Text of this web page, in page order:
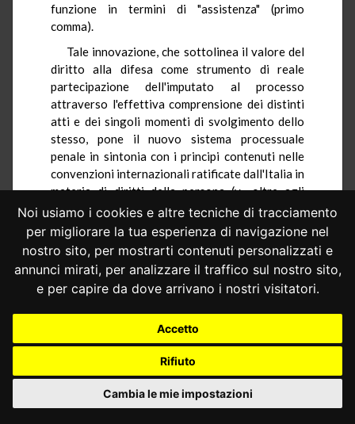
Noi usiamo i cookies e altre tecniche di tracciamento
per migliorare la tua esperienza di navigazione nel
nostro sito, per mostrarti contenuti personalizzati e
annunci mirati, per analizzare il traffico sul nostro sito,
e per capire da dove arrivano i nostri visitatori.
Accetto
Rifiuto
Cambia le mie impostazioni
funzione in termini di "assistenza" (primo
comma).
Tale innovazione, che sottolinea il valore del
diritto alla difesa come strumento di reale
partecipazione dell'imputato al processo
attraverso l'effettiva comprensione dei distinti
atti e dei singoli momenti di svolgimento dello
stesso, pone il nuovo sistema processuale
penale in sintonia con i principi contenuti nelle
convenzioni internazionali ratificate dall'Italia in
materia di diritti della persona (v., oltre agli
articoli di dette convenzioni sopra indicati, l'art.
3, terzo comma, lettera a, e l'art. 14, terzo
comma, lettera f, del Patto internazionale dei
diritti civili e politi ci, di cui l'art. 143, primo
comma, c.p.p. costituisce una riproduzione
pressochè letterale). É da siffatto rapporto con i
suddetti principi, alimentato dal necessario
collegamento con i valori costituzionali
attinenti ai diritti della difesa (art.24, secondo
comma, della Costituzione), che deriva, nei
termini precedentemente precisati, una
particolare forza espansiva dell'art. 143, primo